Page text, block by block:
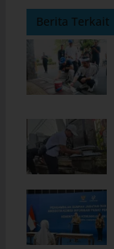
Berita Terkait